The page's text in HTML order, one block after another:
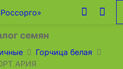
семян
Горчица белая
АРИЯ